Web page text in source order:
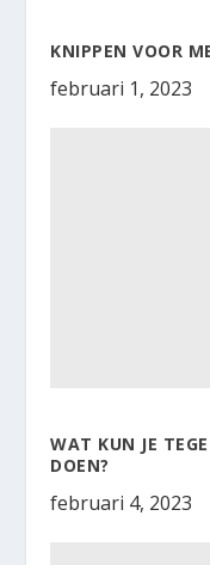
KNIPPEN VOOR
februari 1, 2023
WAT KUN JE
DOEN?
februari 4, 2023